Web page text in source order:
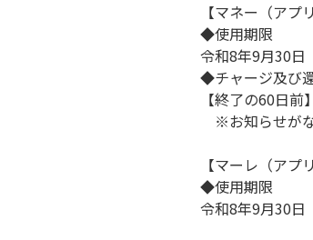
【マネー（アプ
◆使用
令和8年9月30日
◆チャージ及
【終了の60日前
※お知らせが
【マーレ（アプ
◆使用
令和8年9月30日